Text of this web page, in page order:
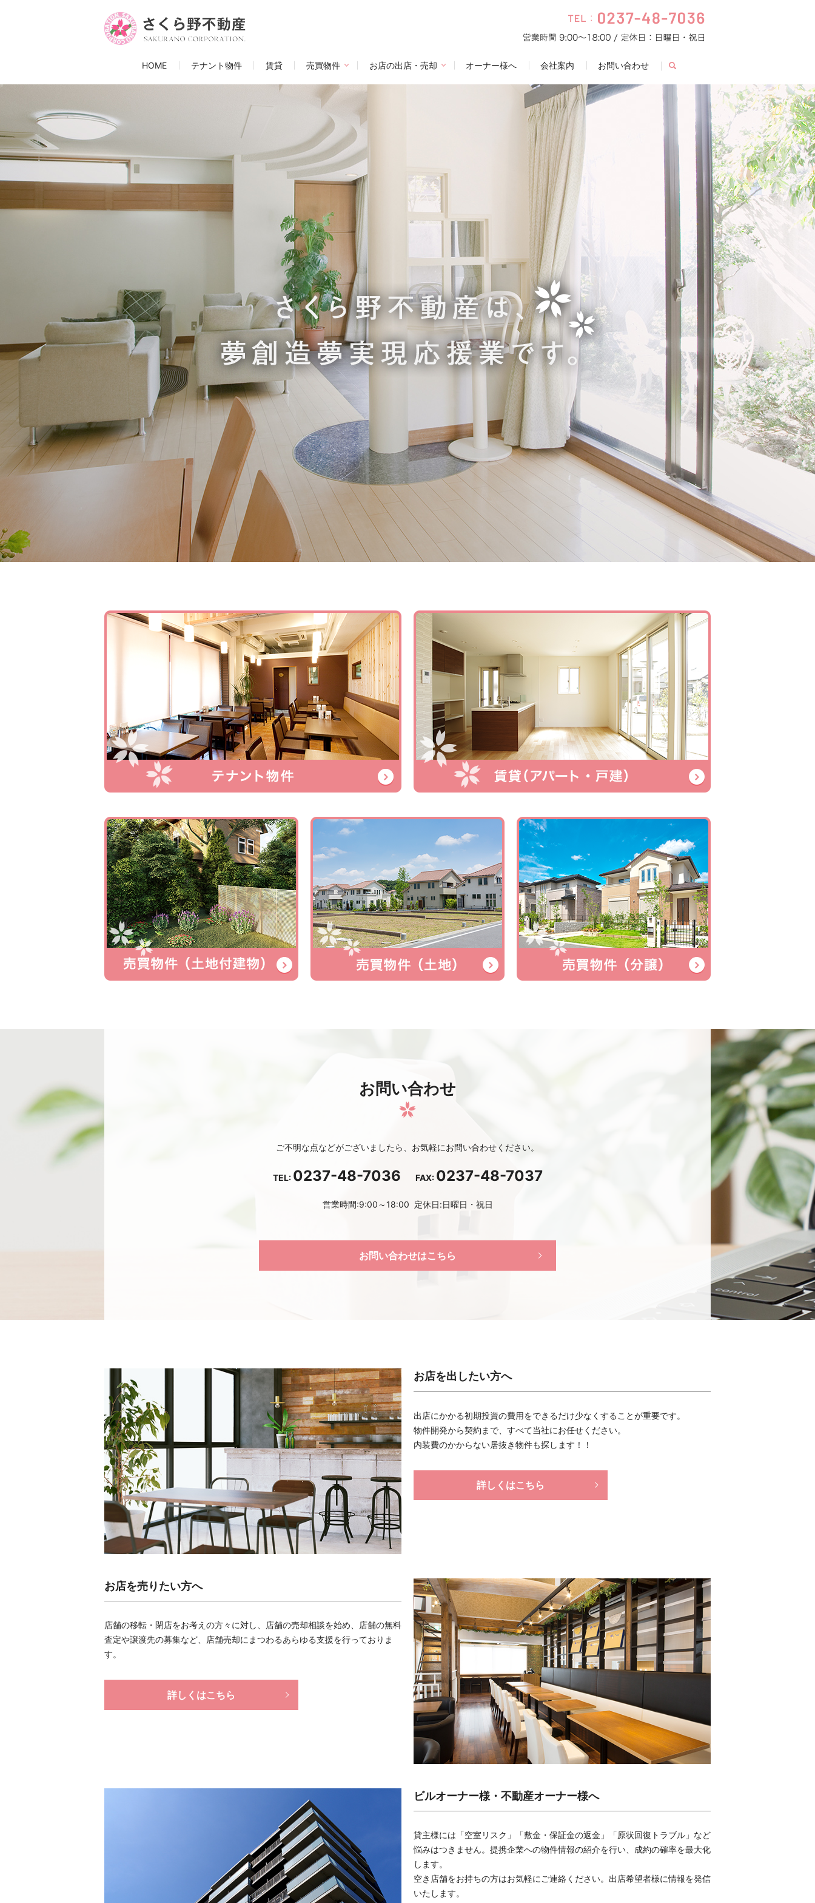
HOME テナント物件 賃貸 売買物件 お店の出店・売却 オーナー様へ 会社案内 お問い合わせ search
お問い合わせ
ご不明な点などがございましたら、お気軽にお問い合わせください。
TEL: 0237-48-7036 FAX: 0237-48-7037
営業時間:9:00～18:00 定休日:日曜日・祝日
お問い合わせはこちら
お店を出したい方へ
出店にかかる初期投資の費用をできるだけ少なくすることが重要です。
物件開発から契約まで、すべて当社にお任せください。
内装費のかからない居抜き物件も探します！！
詳しくはこちら
お店を売りたい方へ
店舗の移転・閉店をお考えの方々に対し、店舗の売却相談を始め、店舗の無料
査定や譲渡先の募集など、店舗売却にまつわるあらゆる支援を行っておりま
す。
詳しくはこちら
ビルオーナー様・不動産オーナー様へ
貸主様には「空室リスク」「敷金・保証金の返金」「原状回復トラブル」など
悩みはつきません。提携企業への物件情報の紹介を行い、成約の確率を最大化
します。
空き店舗をお持ちの方はお気軽にご連絡ください。出店希望者様に情報を発信
いたします。